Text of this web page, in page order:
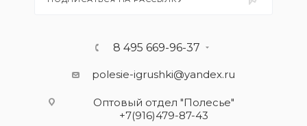
8 495 669-96-37
polesie-igrushki@yandex.ru
Оптовый отдел "Полесье"
+7(916)479-87-43